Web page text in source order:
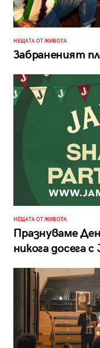
НЕЩАТА ОТ ЖИВОТА
Забраненият
НЕЩАТА ОТ ЖИВОТА
Празнуваме
никога досега